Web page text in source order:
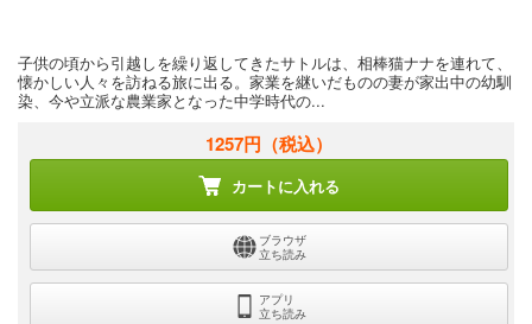
子供の頃から引越しを繰り返してきたサトルは、相棒猫ナナを連れて、
懐かしい人々を訪ねる旅に出る。家業を継いだものの妻が家出中の幼馴
染、今や立派な農業家となった中学時代の...
1257円 （税込）
カートに入れる
ブラウザ
立ち読み
アプリ
立ち読み